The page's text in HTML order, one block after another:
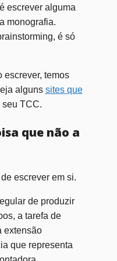
escrever alguma
monografia.
é só
escrever, temos
alguns sites que
seu TCC.
que não a
escrever em si.
de produzir
a tarefa de
extensão
que representa